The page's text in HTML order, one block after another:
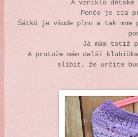
A vzniklo dětské
Pončo je cca
Šátků je všude plno a tak
Já mám totiž
A protože mám další
slíbit, že určite